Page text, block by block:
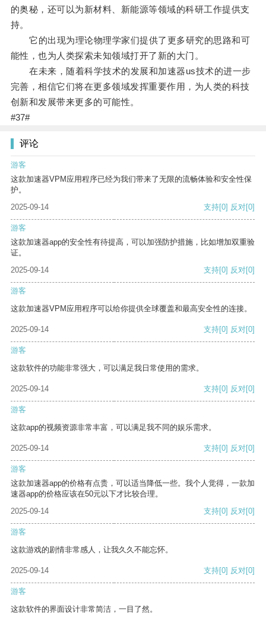
的奥秘，还可以为新材料、新能源等领域的科研工作提供支
持。
它的出现为理论物理学家们提供了更多研究的思路和可
能性，也为人类探索未知领域打开了新的大门。
在未来，随着科学技术的发展和加速器us技术的进一步
完善，相信它们将在更多领域发挥重要作用，为人类的科技
创新和发展带来更多的可能性。
#37#
评论
游客
这款加速器VPM应用程序已经为我们带来了无限的流畅体验和安全性保
护。
2025-09-14
支持[0] 反对[0]
游客
这款加速器app的安全性有待提高，可以加强防护措施，比如增加双重验
证。
2025-09-14
支持[0] 反对[0]
游客
这款加速器VPM应用程序可以给你提供全球覆盖和最高安全性的连接。
2025-09-14 支持[0] 反对[0]
游客
这款软件的功能非常强大，可以满足我日常使用的需求。
2025-09-14 支持[0] 反对[0]
游客
这款app的视频资源非常丰富，可以满足我不同的娱乐需求。
2025-09-14 支持[0] 反对[0]
游客
这款加速器app的价格有点贵，可以适当降低一些。我个人觉得，一款加
速器app的价格应该在50元以下才比较合理。
2025-09-14
支持[0] 反对[0]
游客
这款游戏的剧情非常感人，让我久久不能忘怀。
2025-09-14 支持[0] 反对[0]
游客
这款软件的界面设计非常简洁，一目了然。